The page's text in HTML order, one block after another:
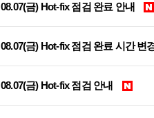
08.07(금) Hot-fix 점검 완료 안내
08.07(금) Hot-fix 점검 완료 시간 변
08.07(금) Hot-fix 점검 안내